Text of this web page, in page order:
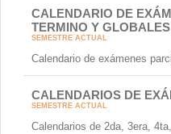
CALENDARIO DE
TERMINO Y GLOBALES
SEMESTRE ACTUAL
Calendario de exámenes
CALENDARIOS DE
SEMESTRE ACTUAL
Calendarios de 2da, 3era,